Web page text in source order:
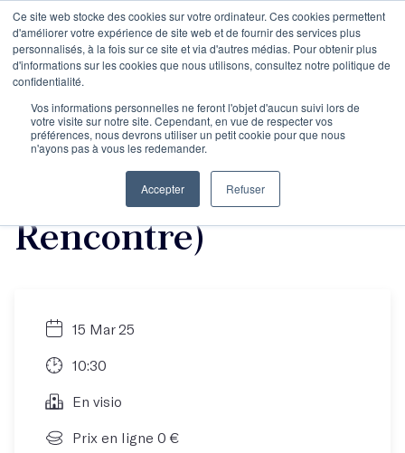
Ce site web stocke des cookies sur votre ordinateur. Ces cookies permettent
d'améliorer votre expérience de site web et de fournir des services plus
personnalisés, à la fois sur ce site et via d'autres médias. Pour obtenir plus
d'informations sur les cookies que nous utilisons, consultez notre politique de
confidentialité.
Vos informations personnelles ne feront l'objet d'aucun suivi lors de
votre visite sur notre site. Cependant, en vue de respecter vos
préférences, nous devrons utiliser un petit cookie pour que nous
n'ayons pas à vous les redemander.
Accepter Refuser
La journée des
auteurs de mars 2025
(Abonnement
Rencontre)
15 Mar 25
10:30
En visio
Prix en ligne 0 €